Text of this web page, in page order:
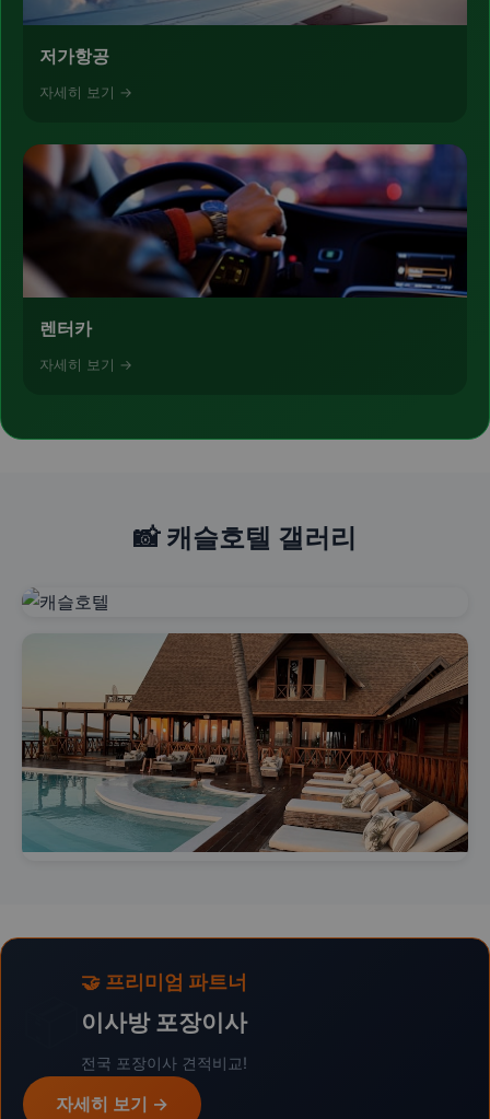
저가항공
자세히 보기 →
렌터카
자세히 보기 →
📸 캐슬호텔 갤러리
🤝 프리미엄 파트너
이사방 포장이사
전국 포장이사 견적비교!
자세히 보기 →